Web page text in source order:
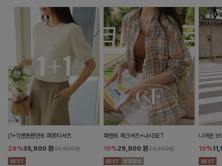
(1+1)앤튼펜던트 퍼프티셔츠
28%35,900 원49,800원
파앤트 체크셔츠+나시SET
10%29,900 원33,200원
니어븐 브
10%